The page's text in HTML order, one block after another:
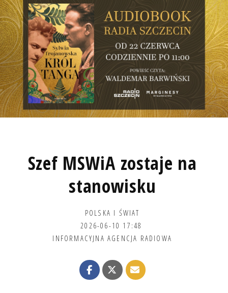
Szef MSWiA zostaje na
stanowisku
POLSKA I ŚWIAT
2026-06-10 17:48
INFORMACYJNA AGENCJA RADIOWA